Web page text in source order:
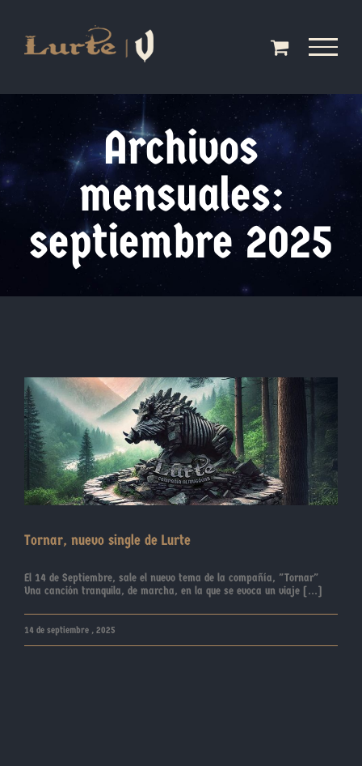
contenido
Archivos
mensuales:
septiembre 2025
Tornar, nuevo single de Lurte
El 14 de Septiembre, sale el nuevo tema de la compañía, "Tornar"
Una canción tranquila, de marcha, en la que se evoca un viaje [...]
14 de septiembre , 2025